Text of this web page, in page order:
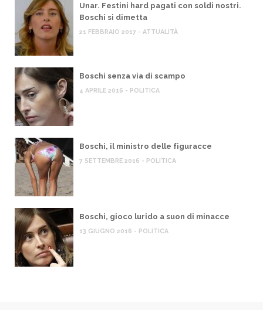
Unar. Festini hard pagati con soldi nostri.
Boschi si dimetta
21 FEBBRAIO 2017 - ATTUALITÀ
Boschi senza via di scampo
4 APRILE 2016 - POLITICA
Boschi, il ministro delle figuracce
7 SETTEMBRE 2016 - POLITICA
Boschi, gioco lurido a suon di minacce
13 GIUGNO 2016 - POLITICA